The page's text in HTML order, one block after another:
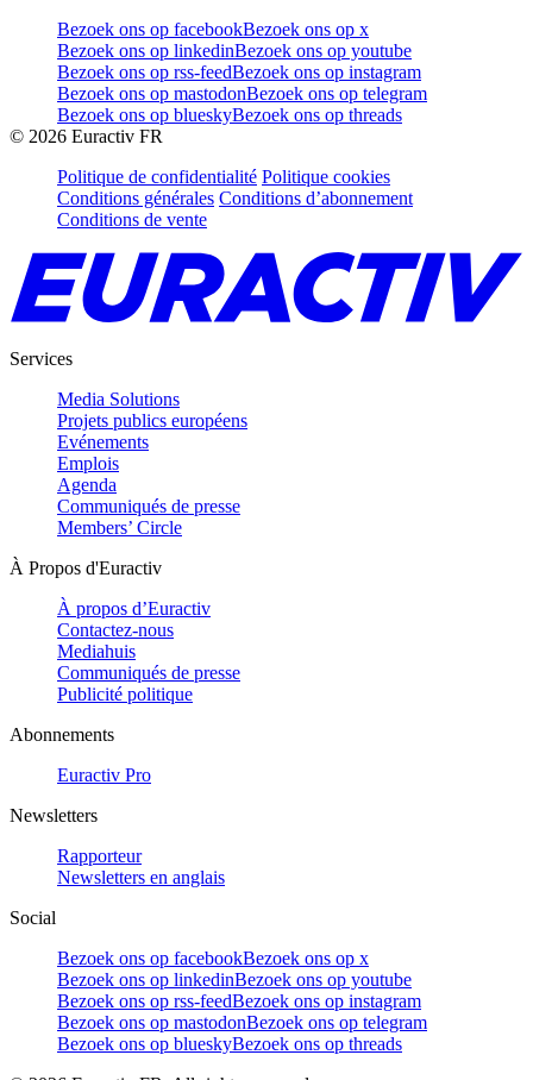
Bezoek ons op facebookBezoek ons op x
Bezoek ons op linkedinBezoek ons op youtube
Bezoek ons op rss-feedBezoek ons op instagram
Bezoek ons op mastodonBezoek ons op telegram
Bezoek ons op blueskyBezoek ons op threads
© 2026 Euractiv FR
Politique de confidentialité Politique cookies
Conditions générales Conditions d’abonnement
Conditions de vente
Services
Media Solutions
Projets publics européens
Evénements
Emplois
Agenda
Communiqués de presse
Members’ Circle
À Propos d'Euractiv
À propos d’Euractiv
Contactez-nous
Mediahuis
Communiqués de presse
Publicité politique
Abonnements
Euractiv Pro
Newsletters
Rapporteur
Newsletters en anglais
Social
Bezoek ons op facebookBezoek ons op x
Bezoek ons op linkedinBezoek ons op youtube
Bezoek ons op rss-feedBezoek ons op instagram
Bezoek ons op mastodonBezoek ons op telegram
Bezoek ons op blueskyBezoek ons op threads